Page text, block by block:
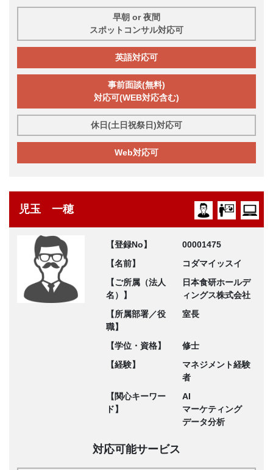
早朝 or 夜間
スポットコンサル対応可
英語対応可
事前面談(無料)
対応可(WEB対応含む)
休日(土日祝祭日)対応可
Web対応可
児玉 一穂
【登録No】
00001475
【名前】
コダマイッスイ
【ご所属（法人
名）】
日本食研ホールデ
ィングス株式会社
【所属部署／役
職】
室長
【学位・資格】
修士
【経験】
マネジメント経験
者
【関心キーワー
ド】
AI
マーケティング
データ分析
対応可能サービス